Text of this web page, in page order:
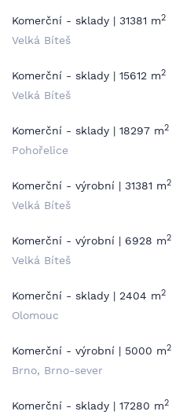
Komerční - sklady | 31381 m2
Velká Bíteš
Komerční - sklady | 15612 m2
Velká Bíteš
Komerční - sklady | 18297 m2
Pohořelice
Komerční - výrobní | 31381 m2
Velká Bíteš
Komerční - výrobní | 6928 m2
Velká Bíteš
Komerční - sklady | 2404 m2
Olomouc
Komerční - výrobní | 5000 m2
Brno, Brno-sever
Komerční - sklady | 17280 m2